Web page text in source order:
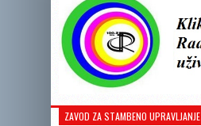
ZAVOD ZA STAMBENO UPRAVLJANJE